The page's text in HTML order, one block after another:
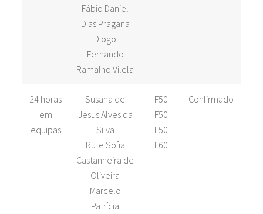
Fábio Daniel
Dias Pragana
Diogo
Fernando
Ramalho Vilela
24 horas
em
equipas
Susana de
Jesus Alves da
Silva
Rute Sofia
Castanheira de
Oliveira
Marcelo
Patrícia
F50
F50
F50
F60
Confirmado